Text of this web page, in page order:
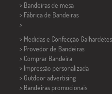
> Bandeiras de mesa
> Fábrica de Bandeiras
>
> Medidas e Confecção Galhardetes
> Provedor de Bandeiras
> Comprar Bandeira
> Impressão personalizada
> Outdoor advertising
> Bandeiras promocionais